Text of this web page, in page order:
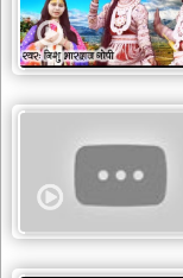
देश
भक्ति
patriotic
श्याम
khatu
bhajans